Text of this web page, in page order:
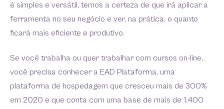
é simples e versátil, temos a certeza de que irá aplicar a
ferramenta no seu negócio e ver, na prática, o quanto
ficará mais eficiente e produtivo.
Se você trabalha ou quer trabalhar com cursos on-line,
você precisa conhecer a EAD Plataforma, uma
plataforma de hospedagem que cresceu mais de 300%
em 2020 e que conta com uma base de mais de 1.400